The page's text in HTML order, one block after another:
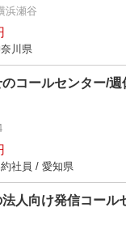
浜瀬谷
川県
コールセンター/
社員 / 愛知県
人向け発信コール